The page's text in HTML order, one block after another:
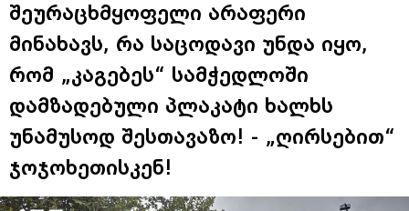
შეურაცხმყოფელი არაფერი
მინახავს, რა საცოდავი უნდა იყო,
რომ „კაგებეს“ სამჭედლოში
დამზადებული პლაკატი ხალხს
უნამუსოდ შესთავაზო! - „ღირსებით“
ჯოჯოხეთისკენ!